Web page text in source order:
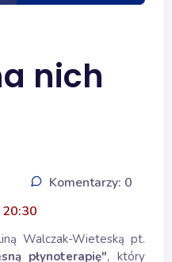
nich
Komentarzy: 0
Walczak-Wieteską pt.
płynoterapię", który